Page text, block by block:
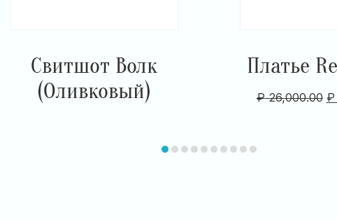
Свитшот Волк
(Оливковый)
Платье
₽26,000.00 ₽
itemitemitemitemitemitemitemitemitemitem